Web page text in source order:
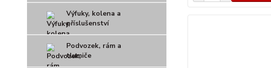
Výfuky, kolena a
příslušenství
Podvozek, rám a
tlumiče